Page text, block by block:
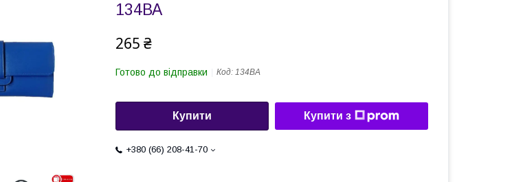
134ВА
265 ₴
Готово до відправки Код: 134ВА
Купити Купити з
+380 (66) 208-41-70